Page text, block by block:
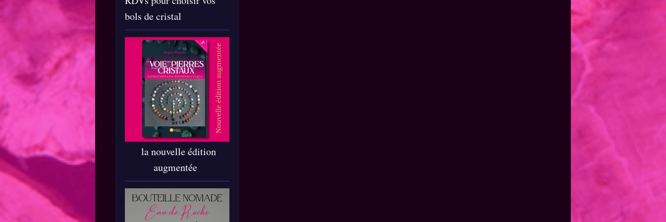
bols de cristal
la nouvelle édition
augmentée